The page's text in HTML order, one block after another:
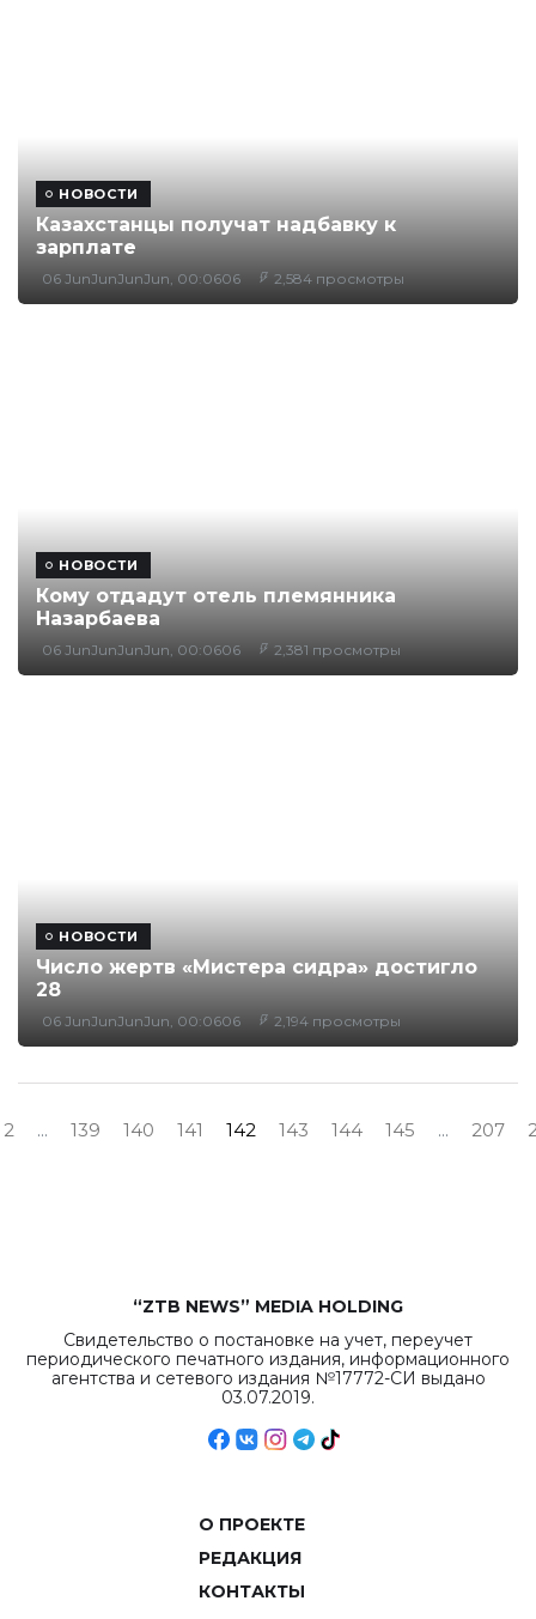
НОВОСТИ
Казахстанцы получат надбавку к
зарплате
06 JunJunJunJun, 00:0606 2,584 просмотры
НОВОСТИ
Кому отдадут отель племянника
Назарбаева
06 JunJunJunJun, 00:0606 2,381 просмотры
НОВОСТИ
Число жертв «Мистера сидра» достигло
28
06 JunJunJunJun, 00:0606 2,194 просмотры
2 ... 139 140 141 142 143 144 145 ... 207
“ZTB NEWS” MEDIA HOLDING
Свидетельство о постановке на учет, переучет
периодического печатного издания, информационного
агентства и сетевого издания №17772-СИ выдано
03.07.2019.
О ПРОЕКТЕ
РЕДАКЦИЯ
КОНТАКТЫ